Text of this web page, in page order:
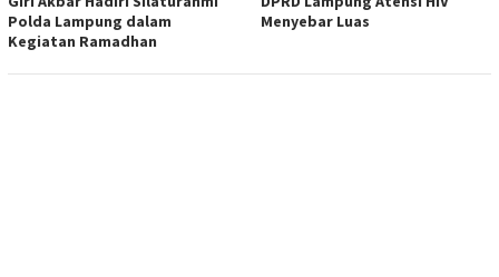
Polda Lampung dalam
Kegiatan Ramadhan
Menyebar Luas